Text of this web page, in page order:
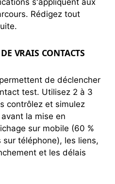
Rédigez tout
VRAIS CONTACTS
de déclencher
test. Utilisez 2 à 3
contrôlez et simulez
la mise en
sur mobile (60 %
téléphone), les liens,
et les délais